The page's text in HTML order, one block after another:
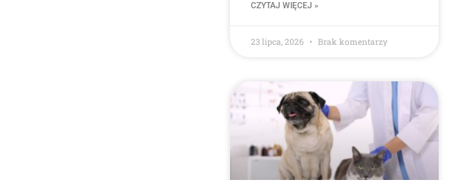
CZYTAJ WIĘCEJ »
23 lipca, 2026 Brak komentarzy